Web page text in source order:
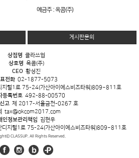
예금주 : 옥콤(주)
게시판문의
상점명 클라쓰업
상호명 옥콤(주)
CEO 황성진
전화 02-1877-5073
지털1로 75-24(가산아이에스비즈타워)809~811호
등록번호 492-88-00570
고 제 2017-서울금천-0267 호
tax@okcom2017.com
인정보관리책임 김현우
디지털1로 75-24(가산아이에스비즈타워)809~811호
CLASSUP. All Rights Reserved.